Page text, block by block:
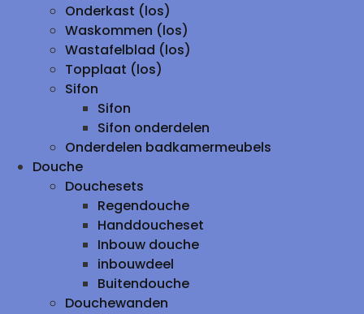
Onderkast (los)
Waskommen (los)
Wastafelblad (los)
Topplaat (los)
Sifon
Sifon
Sifon onderdelen
Onderdelen badkamermeubels
Douche
Douchesets
Regendouche
Handdoucheset
Inbouw douche
inbouwdeel
Buitendouche
Douchewanden